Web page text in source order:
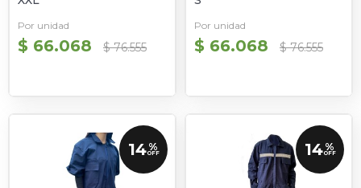
Por unidad
$ 66.068 $ 76.555
Por unidad
$ 66.068 $ 76.555
14 %
OFF 14 %
OFF